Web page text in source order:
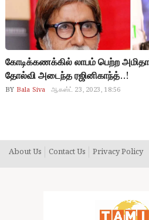
கோடிக்கணக்கில் லாபம் பெற்ற
தோல்வி அடைந்த ரஜினிகாந்த்..!
BY Bala Siva ஆகஸ்ட் 23, 2023, 18:56
About Us Contact Us Privacy Policy